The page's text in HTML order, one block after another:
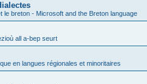
le breton - Microsoft and the Breton language
all a-bep seurt
en langues régionales et minoritaires